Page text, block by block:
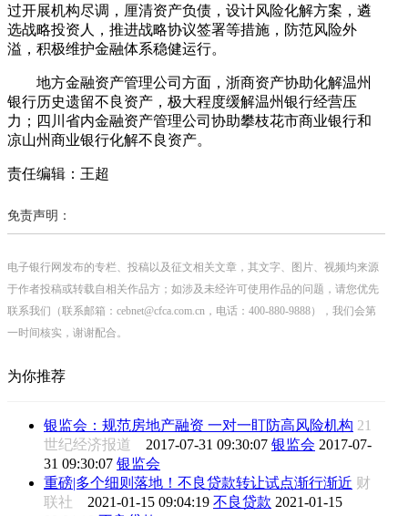
过开展机构尽调，厘清资产负债，设计风险化解方案，遴
选战略投资人，推进战略协议签署等措施，防范风险外
溢，积极维护金融体系稳健运行。
地方金融资产管理公司方面，浙商资产协助化解温州
银行历史遗留不良资产，极大程度缓解温州银行经营压
力；四川省内金融资产管理公司协助攀枝花市商业银行和
凉山州商业银行化解不良资产。
责任编辑：王超
免责声明：
电子银行网发布的专栏、投稿以及征文相关文章，其文字、图片、视频均来源
于作者投稿或转载自相关作品方；如涉及未经许可使用作品的问题，请您优先
联系我们（联系邮箱：cebnet@cfca.com.cn，电话：400-880-9888），我们会第
一时间核实，谢谢配合。
为你推荐
银监会：规范房地产融资 一对一盯防高风险机构 21
世纪经济报道 2017-07-31 09:30:07 银监会 2017-07-
31 09:30:07 银监会
重磅|多个细则落地！不良贷款转让试点渐行渐近 财
联社 2021-01-15 09:04:19 不良贷款 2021-01-15